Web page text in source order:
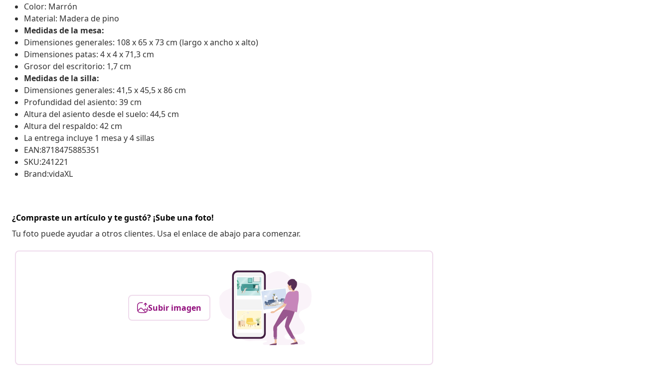
Color: Marrón
Material: Madera de pino
Medidas de la mesa:
Dimensiones generales: 108 x 65 x 73 cm (largo x ancho x alto)
Dimensiones patas: 4 x 4 x 71,3 cm
Grosor del escritorio: 1,7 cm
Medidas de la silla:
Dimensiones generales: 41,5 x 45,5 x 86 cm
Profundidad del asiento: 39 cm
Altura del asiento desde el suelo: 44,5 cm
Altura del respaldo: 42 cm
La entrega incluye 1 mesa y 4 sillas
EAN:8718475885351
SKU:241221
Brand:vidaXL
¿Compraste un artículo y te gustó? ¡Sube una foto!
Tu foto puede ayudar a otros clientes. Usa el enlace de abajo para comenzar.
Subir imagen